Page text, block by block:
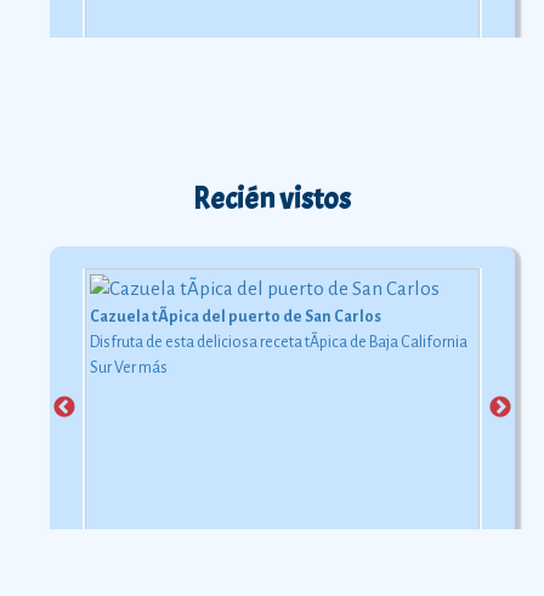
Recién vistos
Cazuela tÃ­pica del puerto de San Carlos
Disfruta de esta deliciosa receta tÃ­pica de Baja California
SurVer más